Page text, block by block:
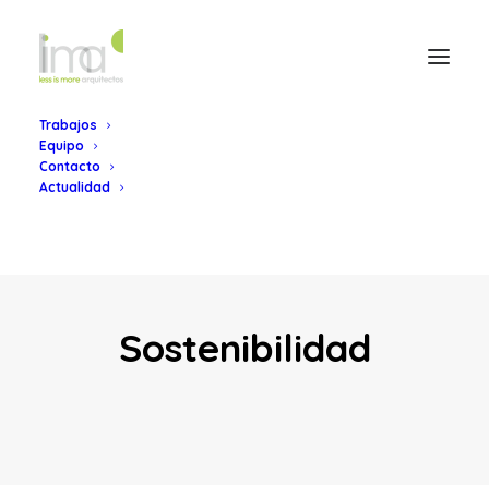
Trabajos
Equipo
Contacto
Actualidad
Sostenibilidad